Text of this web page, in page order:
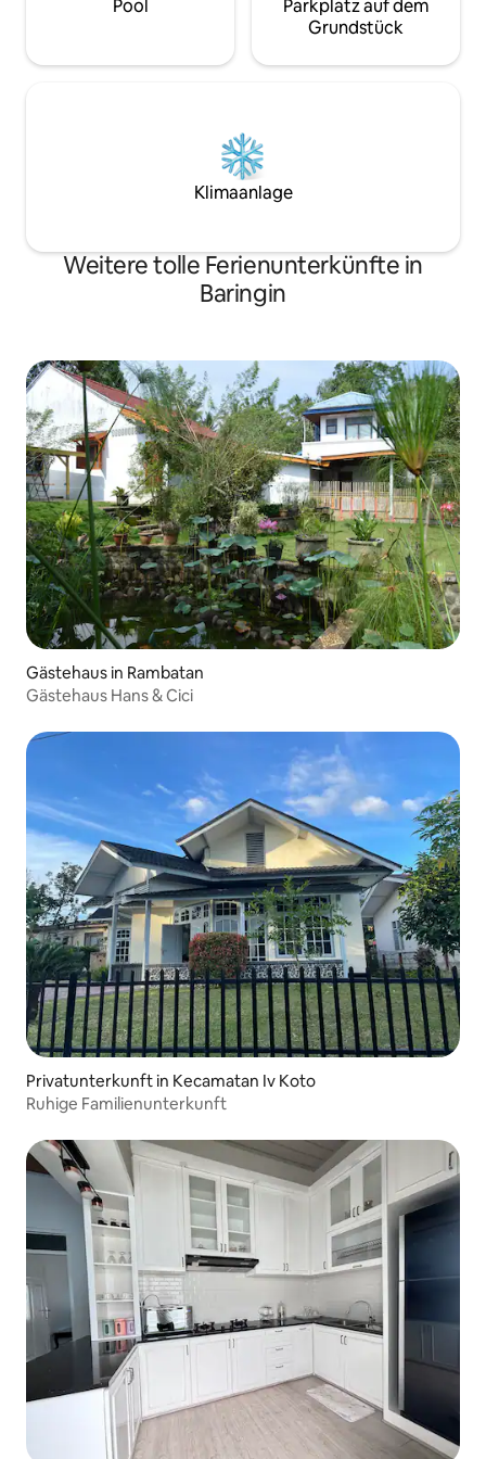
Pool
Parkplatz auf dem
Grundstück
Klimaanlage
Weitere tolle Ferienunterkünfte in
Baringin
Gästehaus in Rambatan
Gästehaus Hans & Cici
Privatunterkunft in Kecamatan Iv Koto
Ruhige Familienunterkunft